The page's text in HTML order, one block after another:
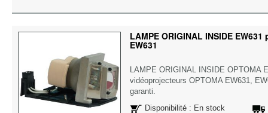
LAMPE ORIGINAL INSIDE
EW631
LAMPE ORIGINAL INSIDE OPTOMA
vidéoprojecteurs OPTOMA EW631,
garanti.
Disponibilité : En stock